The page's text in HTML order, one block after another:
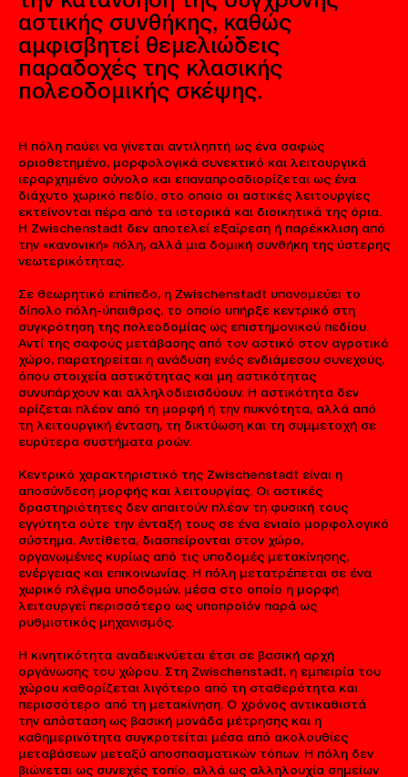
αστικής συνθήκης, καθώς
αμφισβητεί θεμελιώδεις
παραδοχές της κλασικής
πολεοδομικής σκέψης.
Η πόλη παύει να γίνεται αντιληπτή ως ένα σαφώς
οριοθετημένο, μορφολογικά συνεκτικό και λειτουργικά
ιεραρχημένο σύνολο και επαναπροσδιορίζεται ως ένα
διάχυτο χωρικό πεδίο, στο οποίο οι αστικές λειτουργίες
εκτείνονται πέρα από τα ιστορικά και διοικητικά της όρια.
Η Zwischenstadt δεν αποτελεί εξαίρεση ή παρέκκλιση από
την «κανονική» πόλη, αλλά μια δομική συνθήκη της ύστερης
νεωτερικότητας.
Σε θεωρητικό επίπεδο, η Zwischenstadt υπονομεύει το
δίπολο πόλη-ύπαιθρος, το οποίο υπήρξε κεντρικό στη
συγκρότηση της πολεοδομίας ως επιστημονικού πεδίου.
Αντί της σαφούς μετάβασης από τον αστικό στον αγροτικό
χώρο, παρατηρείται η ανάδυση ενός ενδιάμεσου συνεχούς,
όπου στοιχεία αστικότητας και μη αστικότητας
συνυπάρχουν και αλληλοδιεισδύουν. Η αστικότητα δεν
ορίζεται πλέον από τη μορφή ή την πυκνότητα, αλλά από
τη λειτουργική ένταση, τη δικτύωση και τη συμμετοχή σε
ευρύτερα συστήματα ροών.
Κεντρικό χαρακτηριστικό της Zwischenstadt είναι η
αποσύνδεση μορφής και λειτουργίας. Οι αστικές
δραστηριότητες δεν απαιτούν πλέον τη φυσική τους
εγγύτητα ούτε την ένταξή τους σε ένα ενιαίο μορφολογικό
σύστημα. Αντίθετα, διασπείρονται στον χώρο,
οργανωμένες κυρίως από τις υποδομές μετακίνησης,
ενέργειας και επικοινωνίας. Η πόλη μετατρέπεται σε ένα
χωρικό πλέγμα υποδομών, μέσα στο οποίο η μορφή
λειτουργεί περισσότερο ως υποπροϊόν παρά ως
ρυθμιστικός μηχανισμός.
Η κινητικότητα αναδεικνύεται έτσι σε βασική αρχή
οργάνωσης του χώρου. Στη Zwischenstadt, η εμπειρία του
χώρου καθορίζεται λιγότερο από τη σταθερότητα και
περισσότερο από τη μετακίνηση. Ο χρόνος αντικαθιστά
την απόσταση ως βασική μονάδα μέτρησης και η
καθημερινότητα συγκροτείται μέσα από ακολουθίες
μεταβάσεων μεταξύ αποσπασματικών τόπων. Η πόλη δεν
βιώνεται ως συνεχές τοπίο, αλλά ως αλληλουχία σημείων